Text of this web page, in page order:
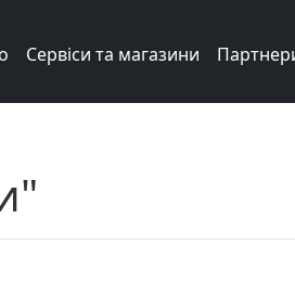
Сервіси та магазини